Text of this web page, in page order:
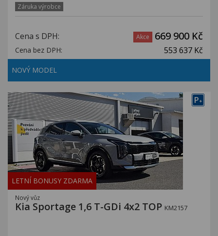
Záruka výrobce
Cena s DPH: Akce 669 900 Kč
Cena bez DPH: 553 637 Kč
NOVÝ MODEL
P+
LETNÍ BONUSY ZDARMA
Nový vůz
Kia Sportage 1,6 T-GDi 4x2 TOP KM2157